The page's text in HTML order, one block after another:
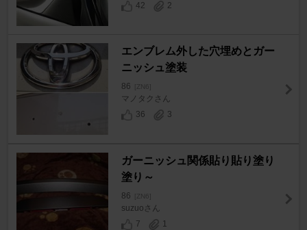
42
2
エンブレム外した穴埋めとガー
ニッシュ塗装
86 [ZN6]
マノタクさん
36
3
ガーニッシュ関係貼り貼り塗り
塗り～
86 [ZN6]
suzuoさん
7
1